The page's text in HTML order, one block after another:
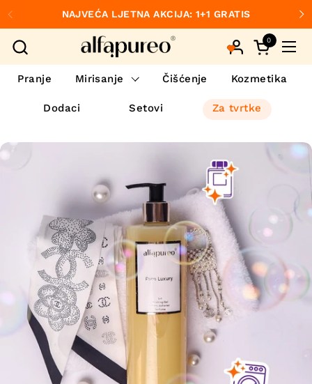
Preskoči na sadržaj
Prethodno
NAJVEĆA LJETNA AKCIJA: 1+1 GRATIS
Otvori
0
Pranje Mirisanje Čišćenje Kozmetika
Dodaci Setovi Za tvrtke